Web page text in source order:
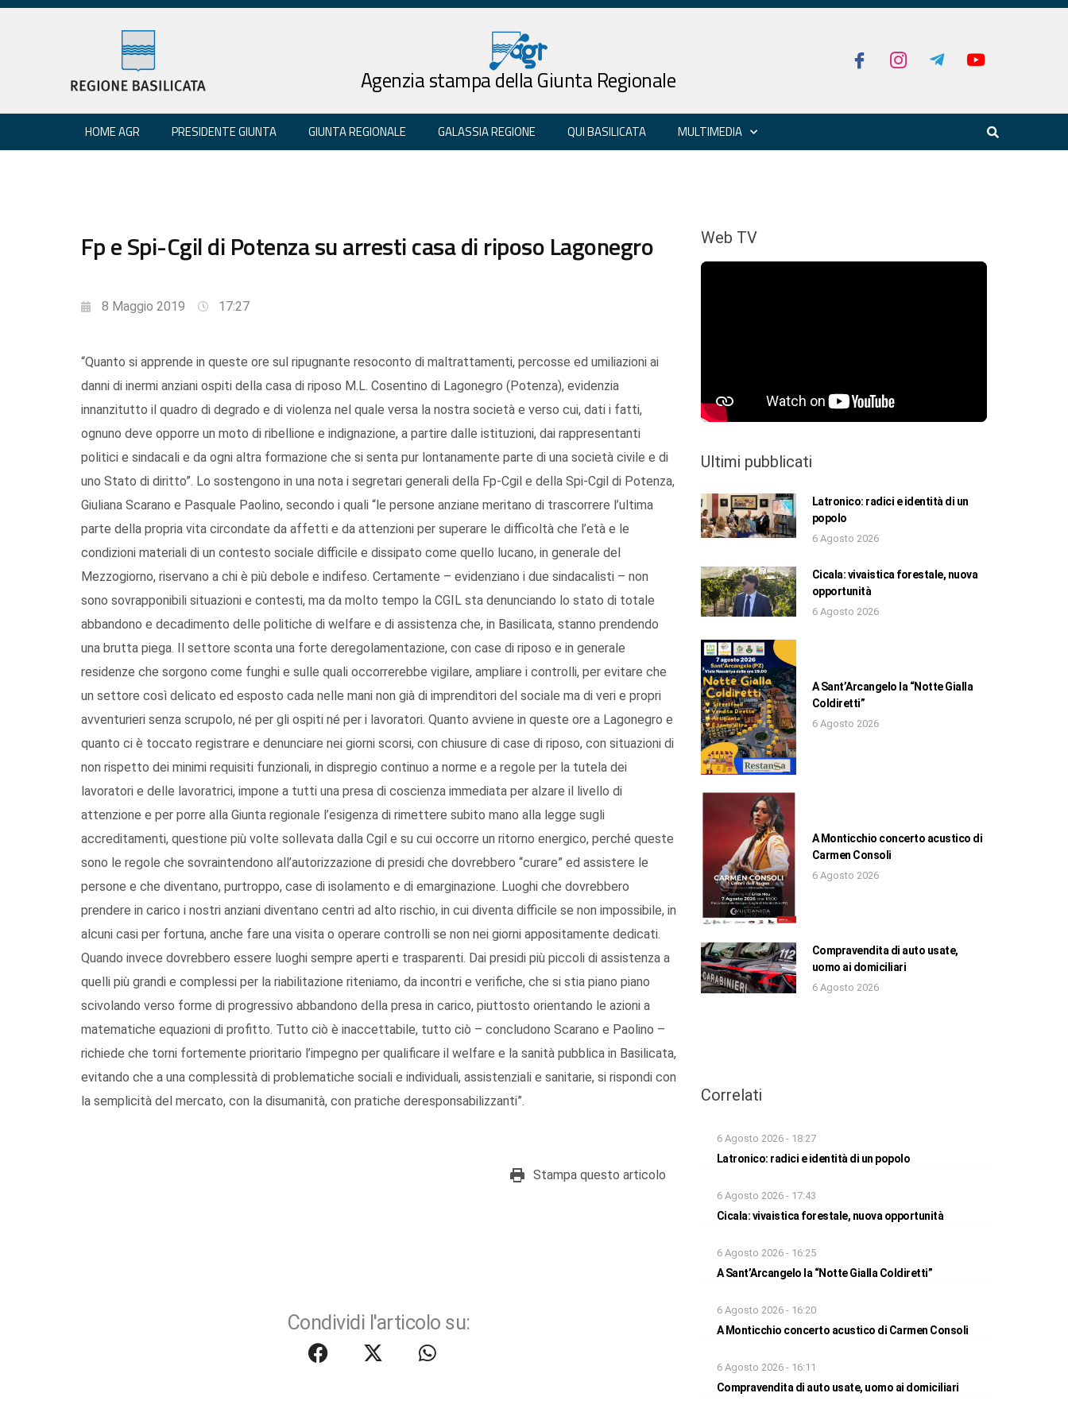
Agenzia stampa della Giunta Regionale
HOME AGR PRESIDENTE GIUNTA GIUNTA REGIONALE GALASSIA REGIONE QUI BASILICATA MULTIMEDIA
Fp e Spi-Cgil di Potenza su arresti casa di riposo Lagonegro
8 Maggio 2019 17:27
“Quanto si apprende in queste ore sul ripugnante resoconto di maltrattamenti, percosse ed umiliazioni ai
danni di inermi anziani ospiti della casa di riposo M.L. Cosentino di Lagonegro (Potenza), evidenzia
innanzitutto il quadro di degrado e di violenza nel quale versa la nostra società e verso cui, dati i fatti,
ognuno deve opporre un moto di ribellione e indignazione, a partire dalle istituzioni, dai rappresentanti
politici e sindacali e da ogni altra formazione che si senta pur lontanamente parte di una società civile e di
uno Stato di diritto”. Lo sostengono in una nota i segretari generali della Fp-Cgil e della Spi-Cgil di Potenza,
Giuliana Scarano e Pasquale Paolino, secondo i quali “le persone anziane meritano di trascorrere l’ultima
parte della propria vita circondate da affetti e da attenzioni per superare le difficoltà che l’età e le
condizioni materiali di un contesto sociale difficile e dissipato come quello lucano, in generale del
Mezzogiorno, riservano a chi è più debole e indifeso. Certamente – evidenziano i due sindacalisti – non
sono sovrapponibili situazioni e contesti, ma da molto tempo la CGIL sta denunciando lo stato di totale
abbandono e decadimento delle politiche di welfare e di assistenza che, in Basilicata, stanno prendendo
una brutta piega. Il settore sconta una forte deregolamentazione, con case di riposo e in generale
residenze che sorgono come funghi e sulle quali occorrerebbe vigilare, ampliare i controlli, per evitare che
un settore così delicato ed esposto cada nelle mani non già di imprenditori del sociale ma di veri e propri
avventurieri senza scrupolo, né per gli ospiti né per i lavoratori. Quanto avviene in queste ore a Lagonegro e
quanto ci è toccato registrare e denunciare nei giorni scorsi, con chiusure di case di riposo, con situazioni di
non rispetto dei minimi requisiti funzionali, in dispregio continuo a norme e a regole per la tutela dei
lavoratori e delle lavoratrici, impone a tutti una presa di coscienza immediata per alzare il livello di
attenzione e per porre alla Giunta regionale l’esigenza di rimettere subito mano alla legge sugli
accreditamenti, questione più volte sollevata dalla Cgil e su cui occorre un ritorno energico, perché queste
sono le regole che sovraintendono all’autorizzazione di presidi che dovrebbero “curare” ed assistere le
persone e che diventano, purtroppo, case di isolamento e di emarginazione. Luoghi che dovrebbero
prendere in carico i nostri anziani diventano centri ad alto rischio, in cui diventa difficile se non impossibile, in
alcuni casi per fortuna, anche fare una visita o operare controlli se non nei giorni appositamente dedicati.
Quando invece dovrebbero essere luoghi sempre aperti e trasparenti. Dai presidi più piccoli di assistenza a
quelli più grandi e complessi per la riabilitazione riteniamo, da incontri e verifiche, che si stia piano piano
scivolando verso forme di progressivo abbandono della presa in carico, piuttosto orientando le azioni a
matematiche equazioni di profitto. Tutto ciò è inaccettabile, tutto ciò – concludono Scarano e Paolino –
richiede che torni fortemente prioritario l’impegno per qualificare il welfare e la sanità pubblica in Basilicata,
evitando che a una complessità di problematiche sociali e individuali, assistenziali e sanitarie, si rispondi con
la semplicità del mercato, con la disumanità, con pratiche deresponsabilizzanti”.
Stampa questo articolo
Condividi l'articolo su:
Web TV
Ultimi pubblicati
Latronico: radici e identità di un
popolo
6 Agosto 2026
Cicala: vivaistica forestale, nuova
opportunità
6 Agosto 2026
A Sant’Arcangelo la “Notte Gialla
Coldiretti”
6 Agosto 2026
A Monticchio concerto acustico di
Carmen Consoli
6 Agosto 2026
Compravendita di auto usate,
uomo ai domiciliari
6 Agosto 2026
Correlati
6 Agosto 2026 - 18:27
Latronico: radici e identità di un popolo
6 Agosto 2026 - 17:43
Cicala: vivaistica forestale, nuova opportunità
6 Agosto 2026 - 16:25
A Sant’Arcangelo la “Notte Gialla Coldiretti”
6 Agosto 2026 - 16:20
A Monticchio concerto acustico di Carmen Consoli
6 Agosto 2026 - 16:11
Compravendita di auto usate, uomo ai domiciliari